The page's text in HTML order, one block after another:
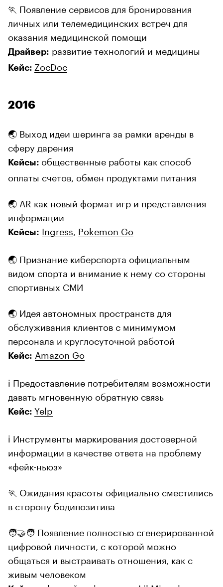
🏃 Появление сервисов для бронирования
личных или телемедицинских встреч для
оказания медицинской помощи
Драйвер: развитие технологий и медицины
Кейс: ZocDoc
2016
🌏 Выход идеи шеринга за рамки аренды в
сферу дарения
Кейсы: общественные работы как способ
оплаты счетов, обмен продуктами питания
🌏 AR как новый формат игр и представления
информации
Кейсы: Ingress Pokemon Go
🌏 Признание киберспорта официальным
видом спорта и внимание к нему со стороны
спортивных СМИ
🌏 Идея автономных пространств для
обслуживания клиентов с минимумом
персонала и круглосуточной работой
Кейс: Amazon Go
ℹ️ Предоставление потребителям возможности
давать мгновенную обратную связь
Кейс: Yelp
ℹ️ Инструменты маркирования достоверной
информации в качестве ответа на проблему
«фейк-ньюз»
🏃 Ожидания красоты официально сместились
в сторону бодипозитива
🧑‍🤝‍🧑 Появление полностью сгенерированной
цифровой личности, с которой можно
общаться и выстраивать отношения, как с
живым человеком